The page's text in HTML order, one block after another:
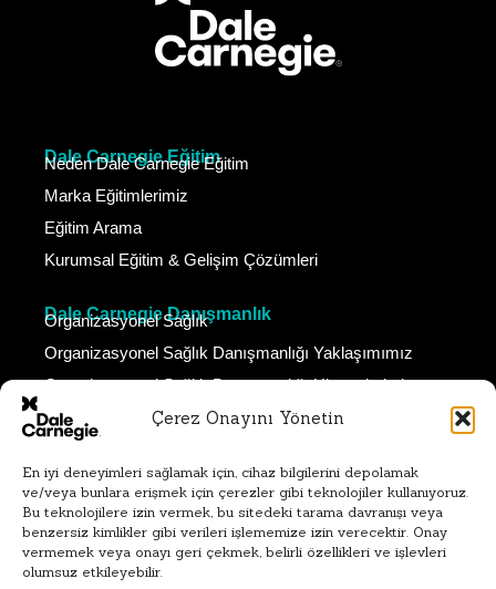
Çerez Onayını Yönetin
En iyi deneyimleri sağlamak için, cihaz bilgilerini depolamak
ve/veya bunlara erişmek için çerezler gibi teknolojiler kullanıyoruz.
Bu teknolojilere izin vermek, bu sitedeki tarama davranışı veya
benzersiz kimlikler gibi verileri işlememize izin verecektir. Onay
vermemek veya onayı geri çekmek, belirli özellikleri ve işlevleri
olumsuz etkileyebilir.
Dale Carnegie Eğitim
Neden Dale Carnegie Eğitim
Marka Eğitimlerimiz
Eğitim Arama
Kurumsal Eğitim & Gelişim Çözümleri
Dale Carnegie Danışmanlık
Organizasyonel Sağlık
Organizasyonel Sağlık Danışmanlığı Yaklaşımımız
Organizasyonel Sağlık Danışmanlığı Hizmetlerimiz
Dale Carnegie Koçluk
Neden Dale Carnegie Koçluk
Koçluk Çözümlerimiz
Bireysel Koçluk Hizmetlerimiz
Takım Koçluğu Hizmetlerimiz